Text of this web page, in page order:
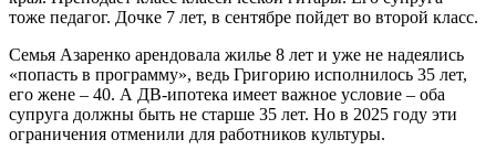
тоже педагог. Дочке 7 лет, в сентябре пойдет во второй класс.
Семья Азаренко арендовала жилье 8 лет и уже не надеялись
«попасть в программу», ведь Григорию исполнилось 35 лет,
его жене – 40. А ДВ-ипотека имеет важное условие – оба
супруга должны быть не старше 35 лет. Но в 2025 году эти
ограничения отменили для работников культуры.